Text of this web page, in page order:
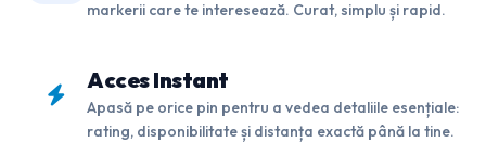
markerii care te interesează. Curat, simplu și rapid.
Acces Instant
Apasă pe orice pin pentru a vedea detaliile esențiale:
rating, disponibilitate și distanța exactă până la tine.